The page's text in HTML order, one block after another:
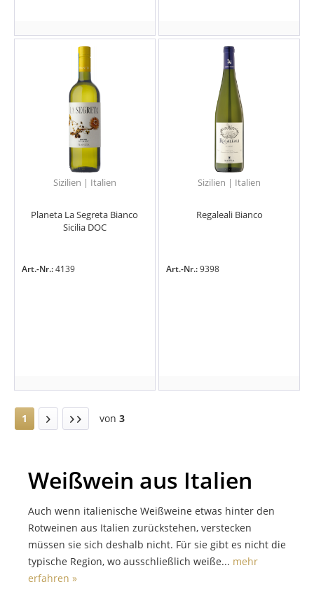
Sizilien | Italien
Planeta La Segreta Bianco
Sicilia DOC
Art.-Nr.:4139
Sizilien | Italien
Regaleali Bianco
Art.-Nr.:9398
1 von 3
Weißwein aus Italien
Auch wenn italienische Weißweine etwas hinter den
Rotweinen aus Italien zurückstehen, verstecken
müssen sie sich deshalb nicht. Für sie gibt es nicht die
typische Region, wo ausschließlich weiße... mehr
erfahren »